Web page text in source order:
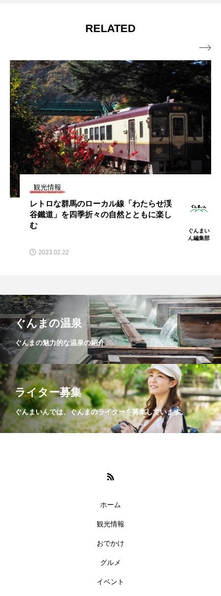
RELATED
観光情報
レトロな群馬のローカル線「わたらせ渓
谷鐵道」を四季折々の自然とともに楽し
ぐんまい
ん編集部
2023.02.22

ぐんまの温泉
ぐんまの魅力的な温泉の紹介
ライター募集
ぐんまいんでは、ぐんまのライターを募集しています。
ホーム
観光情報
おでかけ
グルメ
イベント